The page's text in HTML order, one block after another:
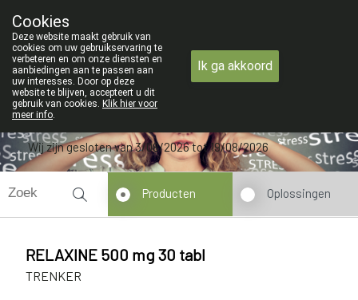
09 228 32 36
Wij zijn gesloten van 3/08/2026 tot 19/08/2026
Producten Oplossingen
RELAXINE 500 mg 30 tabl
TRENKER
Cookies
Deze website maakt gebruik van
cookies om uw gebruikservaring te
verbeteren en om onze diensten en
aanbiedingen aan te passen aan
uw interesses. Door op deze
website te blijven, accepteert u dit
gebruik van cookies. Klik hier voor
meer info.
Ik ga akkoord